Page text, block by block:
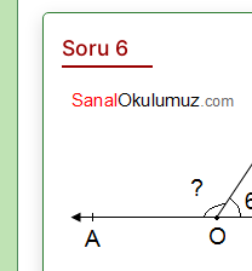
Soru 6